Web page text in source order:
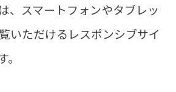
、スマートフォンやタブレッ
いただけるレスポンシブサイ